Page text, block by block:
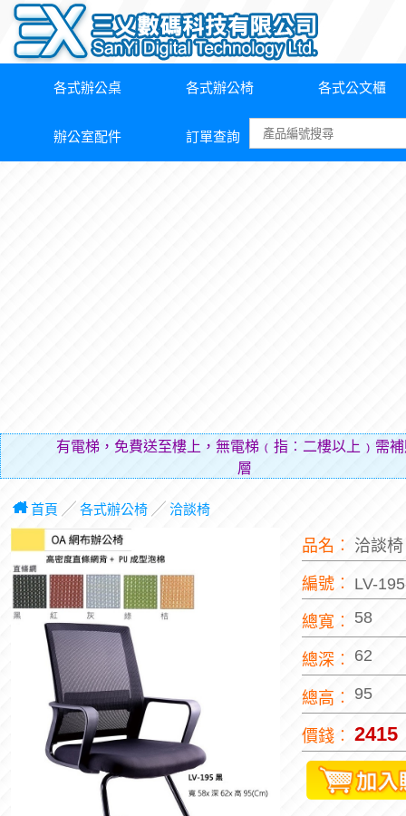
各式辦公桌 各式辦公椅 各式公文櫃
辦公室配件 訂單查詢
有電梯，免費送至樓上，無電梯﹙指︰二樓以上﹚需
層費用（
首頁 ╱ 各式辦公椅╱ 洽談椅
品名︰ 洽談
編號︰ LV-
總寬︰ 58
總深︰ 62
總高︰ 95
價錢︰ 2415